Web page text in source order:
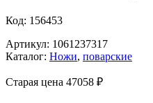
Код: 156453
Артикул: 1061237317
Каталог: Ножи, поварские
Старая цена 47058 ₽